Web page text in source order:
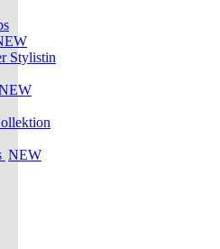
Stylistin
NEW